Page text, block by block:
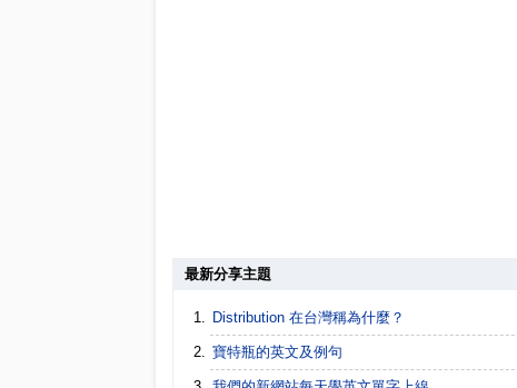
最新分享主題
Distribution 在台灣稱為什麼？
寶特瓶的英文及例句